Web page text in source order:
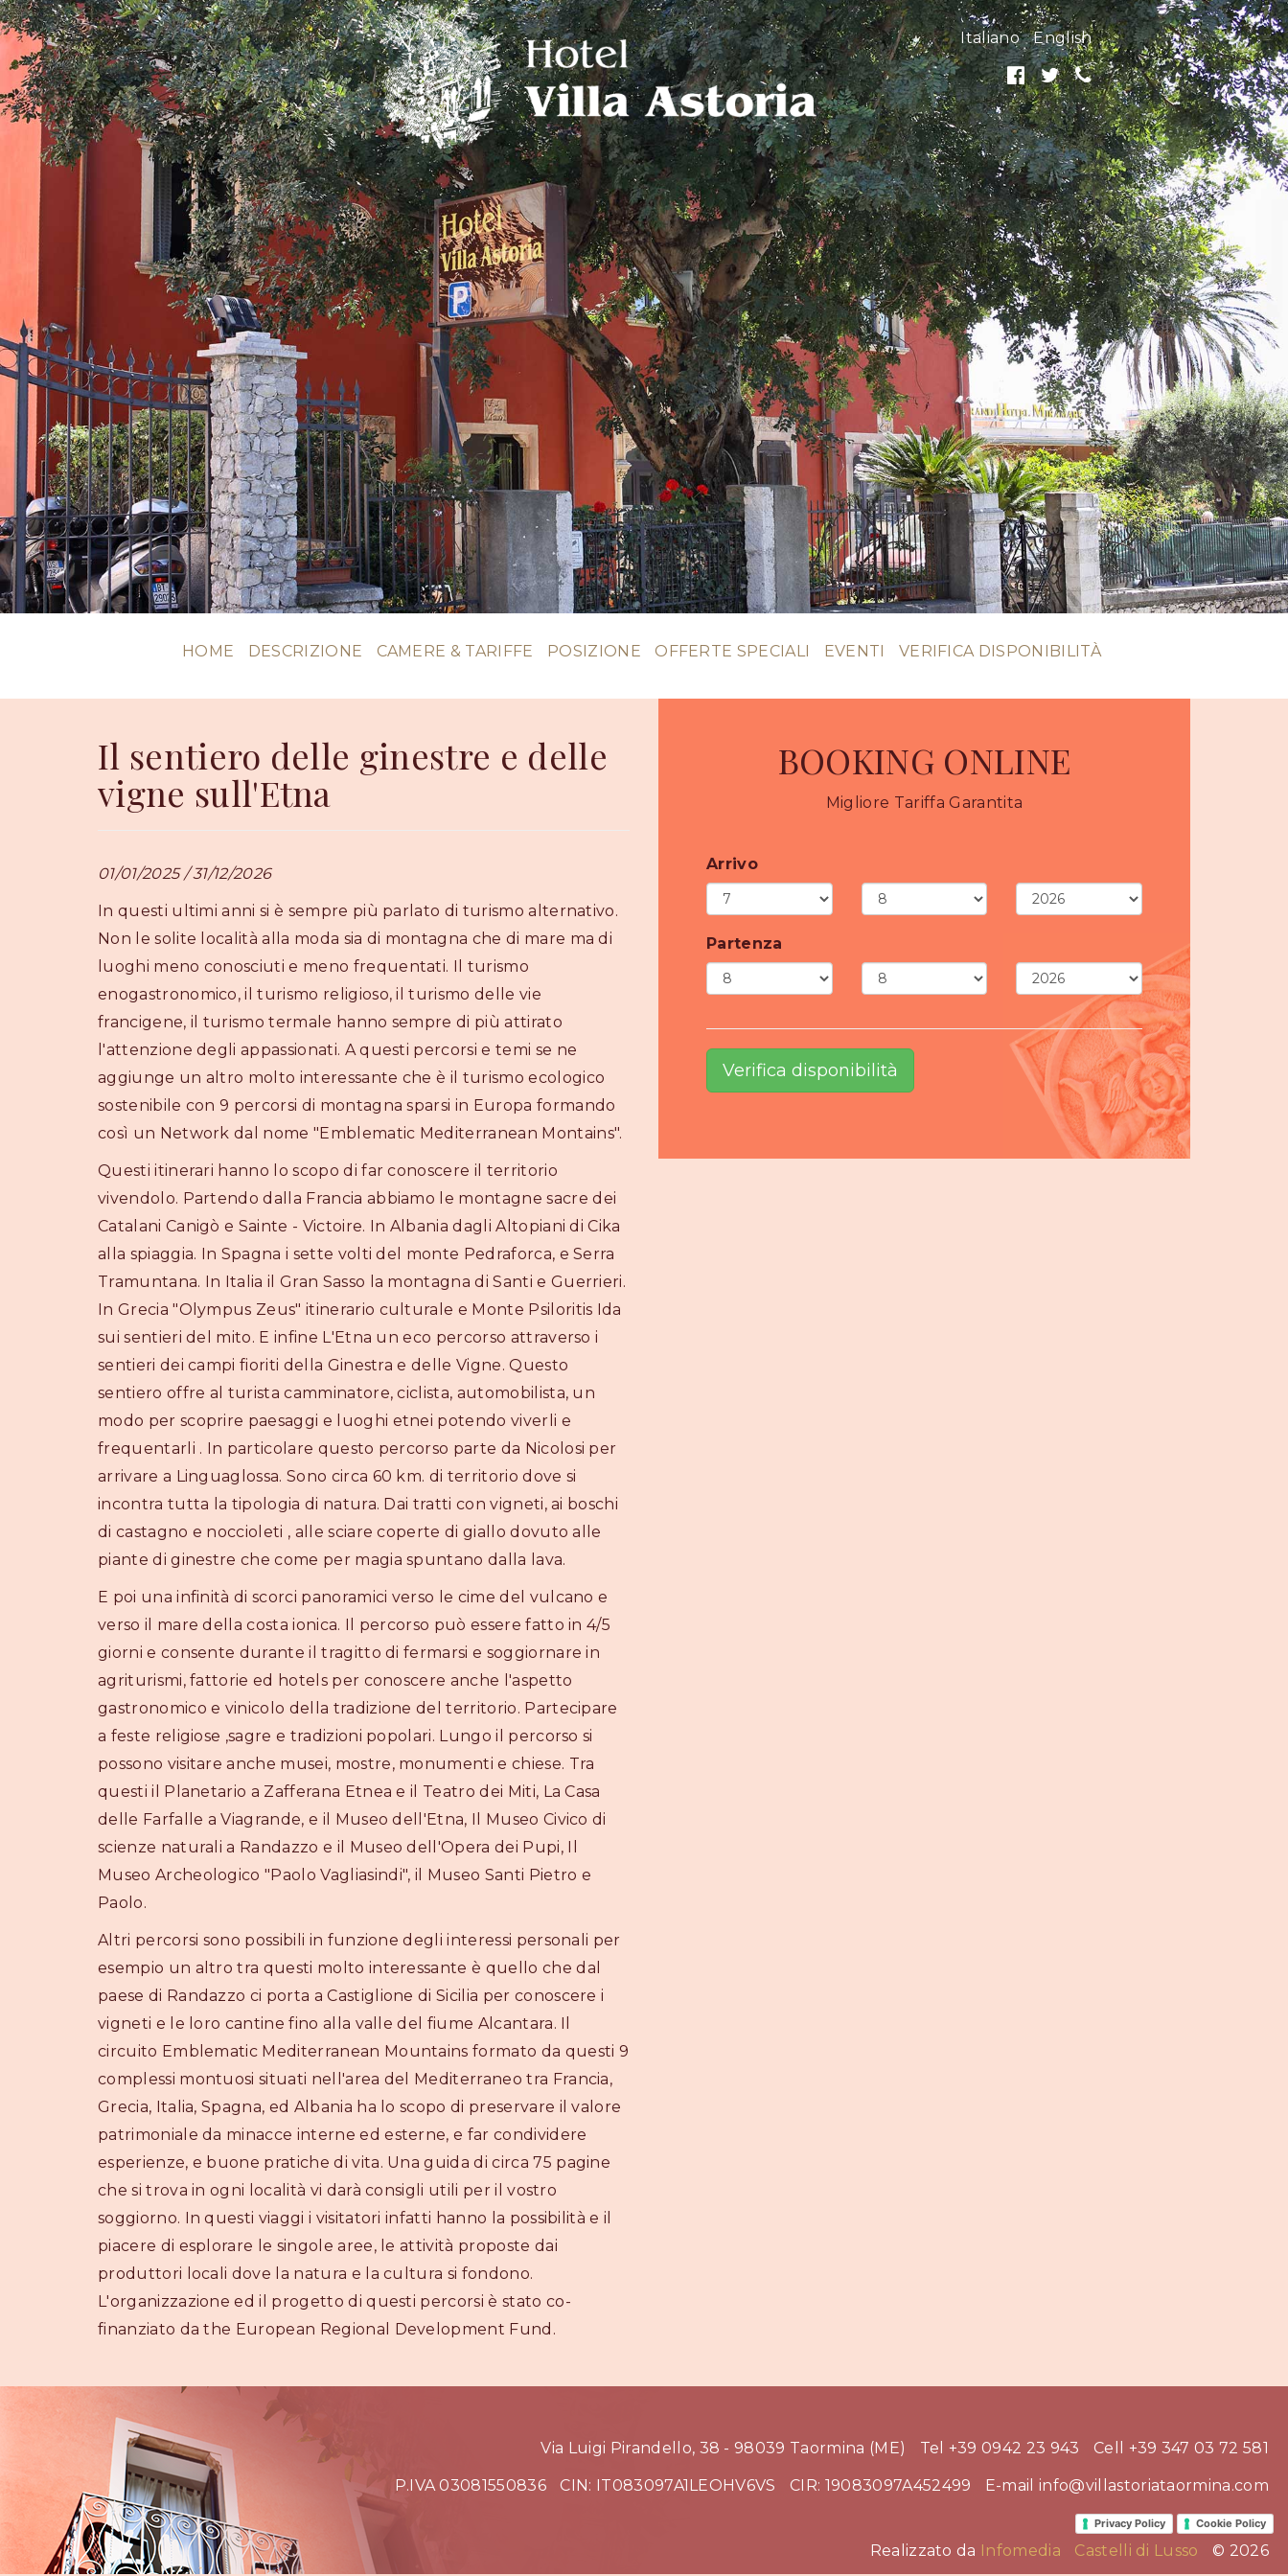
Italiano English
HOME DESCRIZIONE CAMERE & TARIFFE POSIZIONE OFFERTE SPECIALI EVENTI VERIFICA DISPONIBILITÀ
Il sentiero delle ginestre e delle
vigne sull'Etna
01/01/2025 / 31/12/2026
In questi ultimi anni si è sempre più parlato di turismo alternativo.
Non le solite località alla moda sia di montagna che di mare ma di
luoghi meno conosciuti e meno frequentati. Il turismo
enogastronomico, il turismo religioso, il turismo delle vie
francigene, il turismo termale hanno sempre di più attirato
l'attenzione degli appassionati. A questi percorsi e temi se ne
aggiunge un altro molto interessante che è il turismo ecologico
sostenibile con 9 percorsi di montagna sparsi in Europa formando
così un Network dal nome "Emblematic Mediterranean Montains".
Questi itinerari hanno lo scopo di far conoscere il territorio
vivendolo. Partendo dalla Francia abbiamo le montagne sacre dei
Catalani Canigò e Sainte - Victoire. In Albania dagli Altopiani di Cika
alla spiaggia. In Spagna i sette volti del monte Pedraforca, e Serra
Tramuntana. In Italia il Gran Sasso la montagna di Santi e Guerrieri.
In Grecia "Olympus Zeus" itinerario culturale e Monte Psiloritis Ida
sui sentieri del mito. E infine L'Etna un eco percorso attraverso i
sentieri dei campi fioriti della Ginestra e delle Vigne. Questo
sentiero offre al turista camminatore, ciclista, automobilista, un
modo per scoprire paesaggi e luoghi etnei potendo viverli e
frequentarli . In particolare questo percorso parte da Nicolosi per
arrivare a Linguaglossa. Sono circa 60 km. di territorio dove si
incontra tutta la tipologia di natura. Dai tratti con vigneti, ai boschi
di castagno e noccioleti , alle sciare coperte di giallo dovuto alle
piante di ginestre che come per magia spuntano dalla lava.
E poi una infinità di scorci panoramici verso le cime del vulcano e
verso il mare della costa ionica. Il percorso può essere fatto in 4/5
giorni e consente durante il tragitto di fermarsi e soggiornare in
agriturismi, fattorie ed hotels per conoscere anche l'aspetto
gastronomico e vinicolo della tradizione del territorio. Partecipare
a feste religiose ,sagre e tradizioni popolari. Lungo il percorso si
possono visitare anche musei, mostre, monumenti e chiese. Tra
questi il Planetario a Zafferana Etnea e il Teatro dei Miti, La Casa
delle Farfalle a Viagrande, e il Museo dell'Etna, Il Museo Civico di
scienze naturali a Randazzo e il Museo dell'Opera dei Pupi, Il
Museo Archeologico "Paolo Vagliasindi", il Museo Santi Pietro e
Paolo.
Altri percorsi sono possibili in funzione degli interessi personali per
esempio un altro tra questi molto interessante è quello che dal
paese di Randazzo ci porta a Castiglione di Sicilia per conoscere i
vigneti e le loro cantine fino alla valle del fiume Alcantara. Il
circuito Emblematic Mediterranean Mountains formato da questi 9
complessi montuosi situati nell'area del Mediterraneo tra Francia,
Grecia, Italia, Spagna, ed Albania ha lo scopo di preservare il valore
patrimoniale da minacce interne ed esterne, e far condividere
esperienze, e buone pratiche di vita. Una guida di circa 75 pagine
che si trova in ogni località vi darà consigli utili per il vostro
soggiorno. In questi viaggi i visitatori infatti hanno la possibilità e il
piacere di esplorare le singole aree, le attività proposte dai
produttori locali dove la natura e la cultura si fondono.
L'organizzazione ed il progetto di questi percorsi è stato co-
finanziato da the European Regional Development Fund.
BOOKING ONLINE
Migliore Tariffa Garantita
Arrivo
Partenza
Via Luigi Pirandello, 38 - 98039 Taormina (ME) Tel +39 0942 23 943 Cell +39 347 03 72 581
P.IVA 03081550836 CIN: IT083097A1LEOHV6VS CIR: 19083097A452499 E-mail info@villastoriataormina.com
Privacy Policy Cookie Policy
Realizzato da Infomedia Castelli di Lusso © 2026